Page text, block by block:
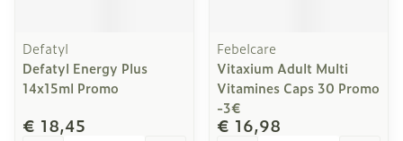
Defatyl
Defatyl Energy Plus
14x15ml Promo
€ 18,45
Febelcare
Vitaxium Adult Multi
Vitamines Caps 30 Promo
-3€
€ 16,98